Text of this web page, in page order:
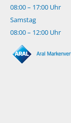
08:00 – 17:00 Uhr
Samstag
08:00 – 12:00 Uhr